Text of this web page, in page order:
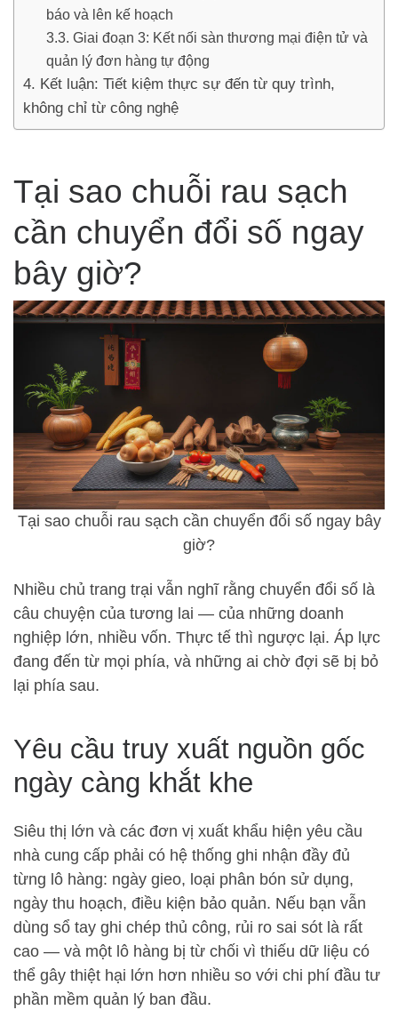
báo và lên kế hoạch
Giai đoạn 3: Kết nối sàn thương mại điện tử và
quản lý đơn hàng tự động
Kết luận: Tiết kiệm thực sự đến từ quy trình,
không chỉ từ công nghệ
Tại sao chuỗi rau sạch
cần chuyển đổi số ngay
bây giờ?
Tại sao chuỗi rau sạch cần chuyển đổi số ngay bây
giờ?
Nhiều chủ trang trại vẫn nghĩ rằng chuyển đổi số là
câu chuyện của tương lai — của những doanh
nghiệp lớn, nhiều vốn. Thực tế thì ngược lại. Áp lực
đang đến từ mọi phía, và những ai chờ đợi sẽ bị bỏ
lại phía sau.
Yêu cầu truy xuất nguồn gốc
ngày càng khắt khe
Siêu thị lớn và các đơn vị xuất khẩu hiện yêu cầu
nhà cung cấp phải có hệ thống ghi nhận đầy đủ
từng lô hàng: ngày gieo, loại phân bón sử dụng,
ngày thu hoạch, điều kiện bảo quản. Nếu bạn vẫn
dùng sổ tay ghi chép thủ công, rủi ro sai sót là rất
cao — và một lô hàng bị từ chối vì thiếu dữ liệu có
thể gây thiệt hại lớn hơn nhiều so với chi phí đầu tư
phần mềm quản lý ban đầu.